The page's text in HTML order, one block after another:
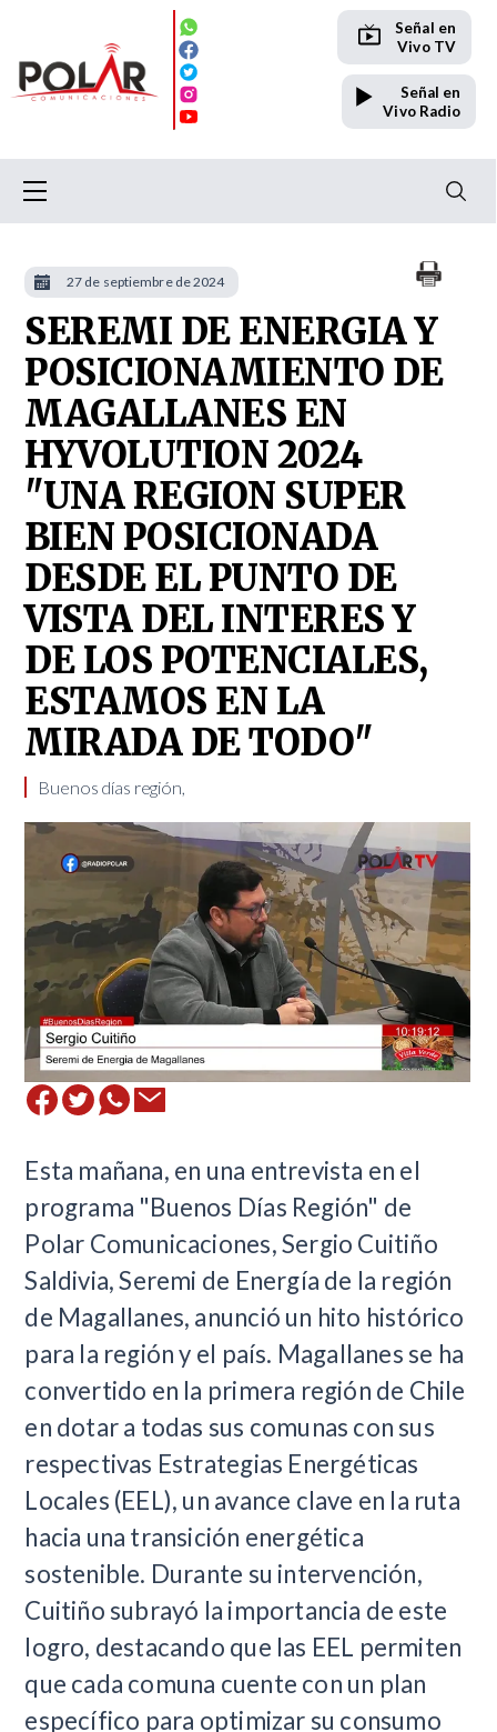
Señal en
Vivo TV
Señal en
Vivo Radio
SEREMI DE ENERGIA Y
POSICIONAMIENTO DE
MAGALLANES EN
HYVOLUTION 2024
"UNA REGION SUPER
BIEN POSICIONADA
DESDE EL PUNTO DE
VISTA DEL INTERES Y
DE LOS POTENCIALES,
ESTAMOS EN LA
MIRADA DE TODO"
Buenos días región,
​Esta mañana, en una entrevista en el
programa "Buenos Días Región" de
Polar Comunicaciones, Sergio Cuitiño
Saldivia, Seremi de Energía de la región
de Magallanes, anunció un hito histórico
para la región y el país. Magallanes se ha
convertido en la primera región de Chile
en dotar a todas sus comunas con sus
respectivas Estrategias Energéticas
Locales (EEL), un avance clave en la ruta
hacia una transición energética
sostenible. Durante su intervención,
Cuitiño subrayó la importancia de este
logro, destacando que las EEL permiten
que cada comuna cuente con un plan
específico para optimizar su consumo
27 de septiembre de 2024